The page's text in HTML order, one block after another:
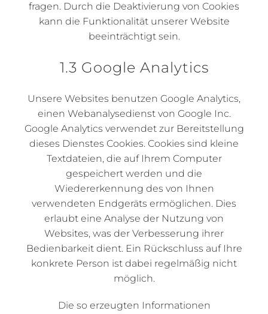
fragen. Durch die Deaktivierung von Cookies
kann die Funktionalität unserer Website
beeinträchtigt sein.
1.3 Google Analytics
Unsere Websites benutzen Google Analytics,
einen Webanalysedienst von Google Inc.
Google Analytics verwendet zur Bereitstellung
dieses Dienstes Cookies. Cookies sind kleine
Textdateien, die auf Ihrem Computer
gespeichert werden und die
Wiedererkennung des von Ihnen
verwendeten Endgeräts ermöglichen. Dies
erlaubt eine Analyse der Nutzung von
Websites, was der Verbesserung ihrer
Bedienbarkeit dient. Ein Rückschluss auf Ihre
konkrete Person ist dabei regelmäßig nicht
möglich.
Die so erzeugten Informationen